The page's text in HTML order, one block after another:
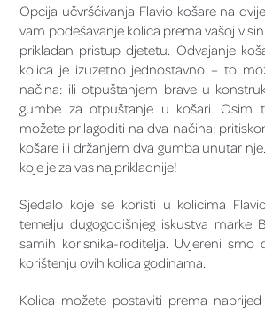
Opcija učvršćivanja Flavio košare na
vam podešavanje kolica prema vašoj
prikladan pristup djetetu. Odvajanje
kolica je izuzetno jednostavno – to
načina: ili otpuštanjem brave u
gumbe za otpuštanje u košari. Osim
možete prilagoditi na dva načina:
košare ili držanjem dva gumba unutar
koje je za vas najprikladnije!
Sjedalo koje se koristi u kolicima
temelju dugogodišnjeg iskustva marke
samih korisnika-roditelja. Uvjereni smo
korištenju ovih kolica godinama.
Kolica možete postaviti prema